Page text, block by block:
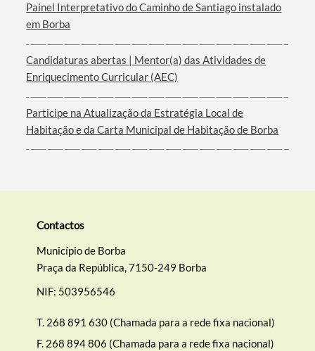
Painel Interpretativo do Caminho de Santiago instalado
em Borba
Candidaturas abertas | Mentor(a) das Atividades de
Enriquecimento Curricular (AEC)
Participe na Atualização da Estratégia Local de
Habitação e da Carta Municipal de Habitação de Borba
Contactos
Município de Borba
Praça da República, 7150-249 Borba
NIF: 503956546
T. 268 891 630 (Chamada para a rede fixa nacional)
F. 268 894 806 (Chamada para a rede fixa nacional)